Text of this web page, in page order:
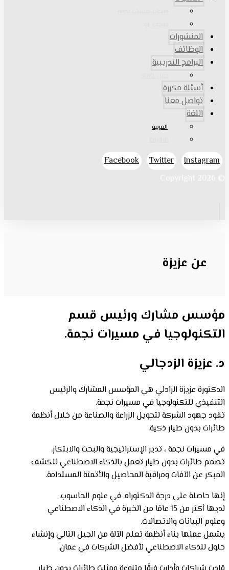
المنشورات
الوظائف
البرامج التدريبية
أسئلة مكررة
تواصل معنا
اللغة
العربية
Facebook Twitter
Instagram
عن عزيزة
مؤسس مشارك ورئيس قسم
التكنولوجيا في مسيرات نجمة.
د. عزيزة الزدجالي
الدكتورة عزيزة الزادلي هي المؤسس المشارك والرئيس
التنفيذي للتكنولوجيا في مسيرات نجمة.
تقود جهود الشركة لتحويل الزراعة والصناعة من خلال أنظمة
طائرات بدون طيار ذكية.
في مسيرات نجمة ، تدير الإستراتيجية والبحث والابتكار.
تصمم طائرات بدون طيار تعمل بالذكاء الاصطناعي للكشف
المبكر عن الآفات ومراقبة المحاصيل والأتمتة المستدامة.
إنها حاصلة على درجة الدكتوراه. في علوم الحاسوب.
لديها أكثر من 15 عامًا من الخبرة في الذكاء الاصطناعي
وعلوم البيانات والاتصالات.
يشمل عملها بناء أنظمة تعلم الآلة من الجيل التالي وإنشاء
حلول للذكاء الاصطناعي لأفضل الشركات في عمان.